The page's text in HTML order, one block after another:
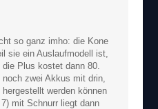
so ganz imho: die Kone
sie ein Auslaufmodell ist,
Plus kostet dann 80.
zwei Akkus mit drin,
werden können
mit Schnurr liegt dann